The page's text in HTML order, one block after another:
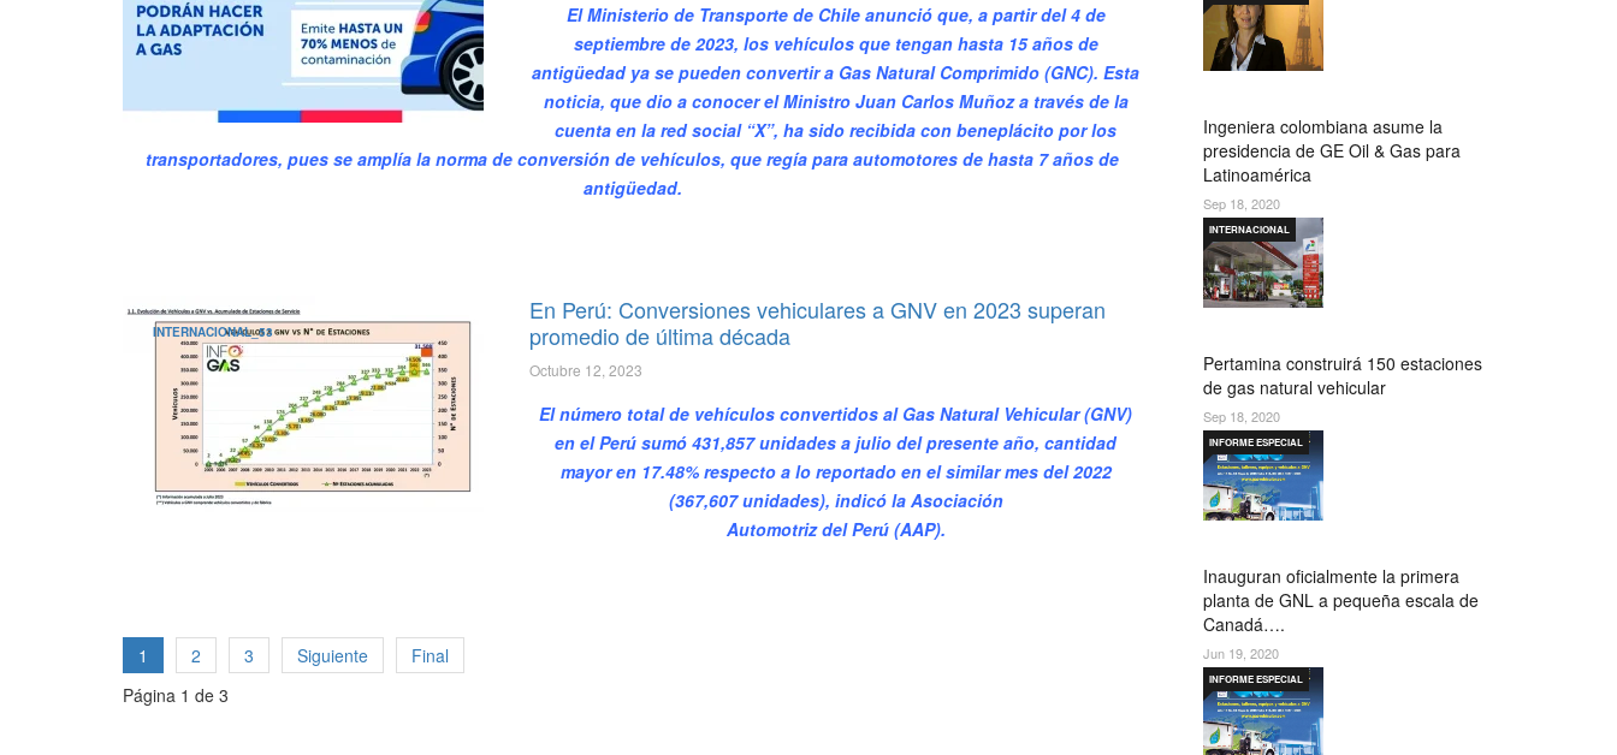
El Ministerio de Transporte de Chile anunció que, a partir del 4 de
septiembre de 2023, los vehículos que tengan hasta 15 años de
antigüedad ya se pueden convertir a Gas Natural Comprimido (GNC). Esta
noticia, que dio a conocer el Ministro Juan Carlos Muñoz a través de la
cuenta en la red social “X”, ha sido recibida con beneplácito por los
transportadores, pues se amplía la norma de conversión de vehículos, que regía para automotores de hasta 7 años de
antigüedad.
INTERNACIONAL_53
En Perú: Conversiones vehiculares a GNV en 2023 superan
promedio de última década
Octubre 12, 2023
El número total de vehículos convertidos al Gas Natural Vehicular (GNV)
en el Perú sumó 431,857 unidades a julio del presente año, cantidad
mayor en 17.48% respecto a lo reportado en el similar mes del 2022
(367,607 unidades), indicó la Asociación
Automotriz del Perú (AAP).
1 2 3 Siguiente
Final
Página 1 de 3
Ingeniera colombiana asume la
presidencia de GE Oil & Gas para
Latinoamérica
Sep 18, 2020
Pertamina construirá 150 estaciones
de gas natural vehicular
INTERNACIONAL
Sep 18, 2020
Inauguran oficialmente la primera
planta de GNL a pequeña escala de
Canadá….
INFORME ESPECIAL
Jun 19, 2020
INFORME ESPECIAL